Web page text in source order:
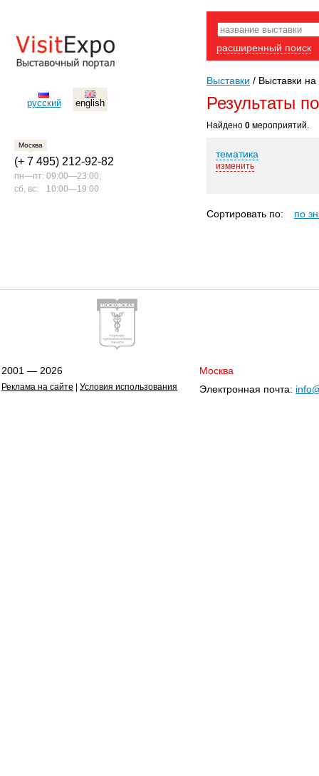
русский english
Москва
(+ 7 495) 212-92-82
пн—пт: 09:00—23:00;
сб, вс:
10:00—19:00
расширенный поиск
Выставки / Выставки
Результаты
Найдено 0 мероприятий.
тематика
изменить
Сортировать по: по
2001 — 2026
Реклама на сайте Условия использования
Москва
Электронная почта: